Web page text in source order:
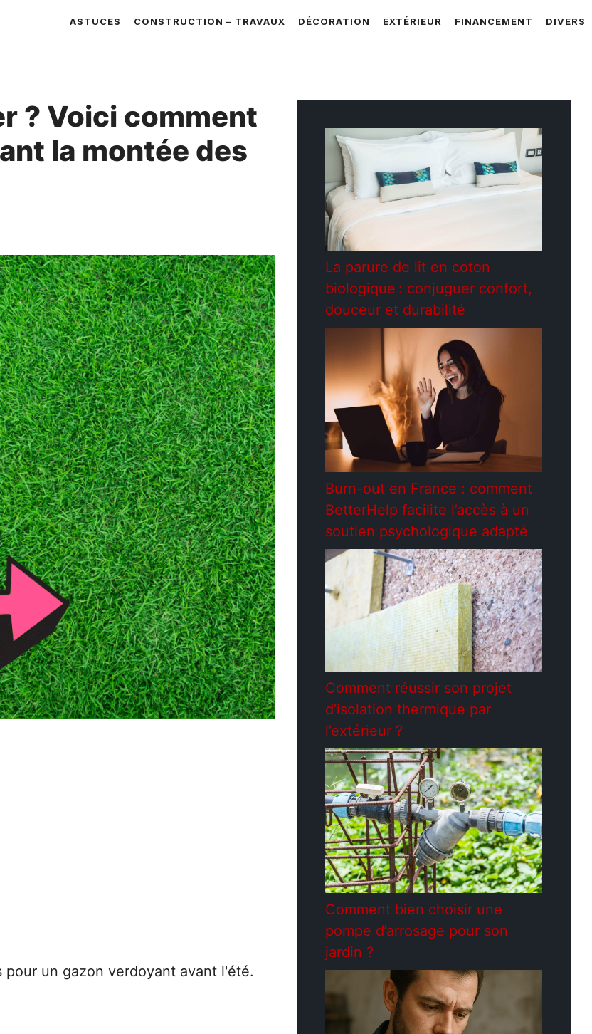
ASTUCES CONSTRUCTION – TRAVAUX DÉCORATION EXTÉRIEUR FINANCEMENT DIVERS
? Voici comment
la montée des
un gazon verdoyant avant l'été.
La parure de lit en coton
biologique : conjuguer confort,
douceur et durabilité
Burn-out en France : comment
BetterHelp facilite l’accès à un
soutien psychologique adapté
Comment réussir son projet
d’isolation thermique par
l’extérieur ?
Comment bien choisir une
pompe d’arrosage pour son
jardin ?